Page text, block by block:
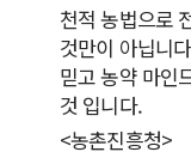
천적 농법으로
것만이 아닙니
믿고 농약 마인
것 입니다.
<농촌진흥청>